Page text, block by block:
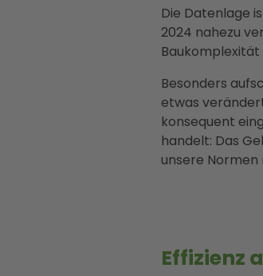
Die Datenlage
2024 nahezu
Besonders
etwas
konsequent
handelt: Das
unsere
Effizienz